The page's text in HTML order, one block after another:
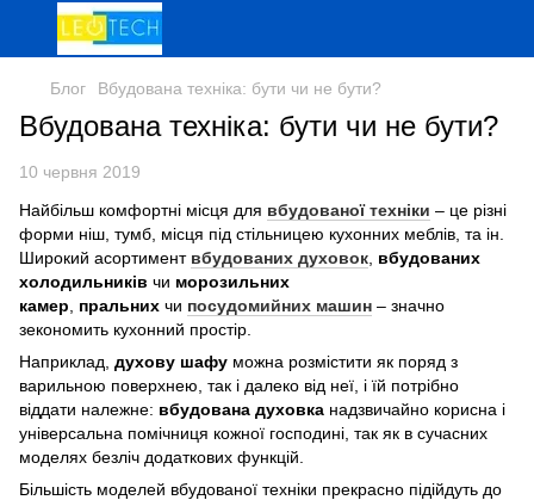
Блог Вбудована техніка: бути чи не бути?
Вбудована техніка: бути чи не бути?
10 червня 2019
Найбільш комфортні місця для вбудованої техніки – це різні
форми ніш, тумб, місця під стільницею кухонних меблів, та ін.
Широкий асортимент вбудованих духовок вбудованих
холодильників чи морозильних
камер
пральних чи посудомийних машин – значно
зекономить кухонний простір.
Наприклад, духову шафу можна розмістити як поряд з
варильною поверхнею, так і далеко від неї, і їй потрібно
віддати належне: вбудована духовка надзвичайно корисна і
універсальна помічниця кожної господині, так як в сучасних
моделях безліч додаткових функцій.
Більшість моделей вбудованої техніки прекрасно підійдуть до